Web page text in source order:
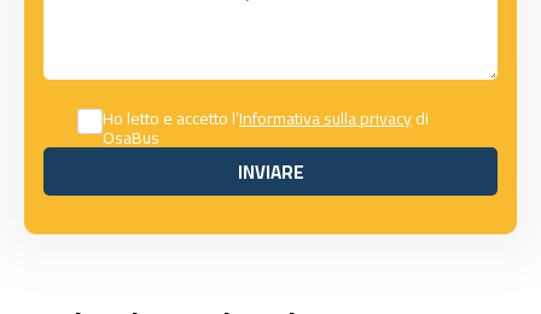
Ho letto e accetto l’Informativa sulla privacydi
OsaBus
INVIARE
INVIARE